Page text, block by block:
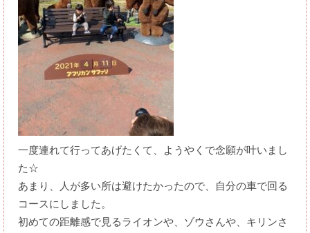
一度連れて行ってあげたくて、ようやくで念願が叶いまし
た☆
あまり、人が多い所は避けたかったので、自分の車で回る
コースにしました。
初めての距離感で見るライオンや、ゾウさんや、キリンさ